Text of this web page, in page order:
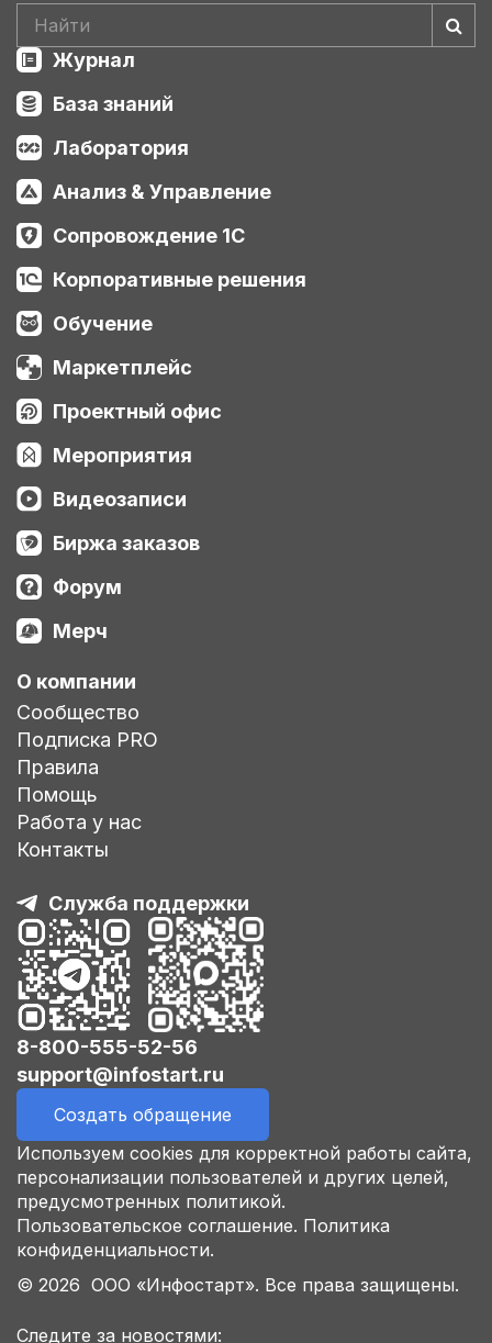
Журнал
База знаний
Лаборатория
Анализ & Управление
Сопровождение 1С
Корпоративные решения
Обучение
Маркетплейс
Проектный офис
Мероприятия
Видеозаписи
Биржа заказов
Форум
Мерч
О компании
Сообщество
Подписка PRO
Правила
Помощь
Работа у нас
Контакты
Служба поддержки
8-800-555-52-56
support@infostart.ru
Создать обращение
Используем cookies для корректной работы сайта,
персонализации пользователей и других целей,
предусмотренных политикой.
Пользовательское соглашение. Политика
конфиденциальности.
© 2026 ООО «Инфостарт». Все права защищены.
Следите за новостями: